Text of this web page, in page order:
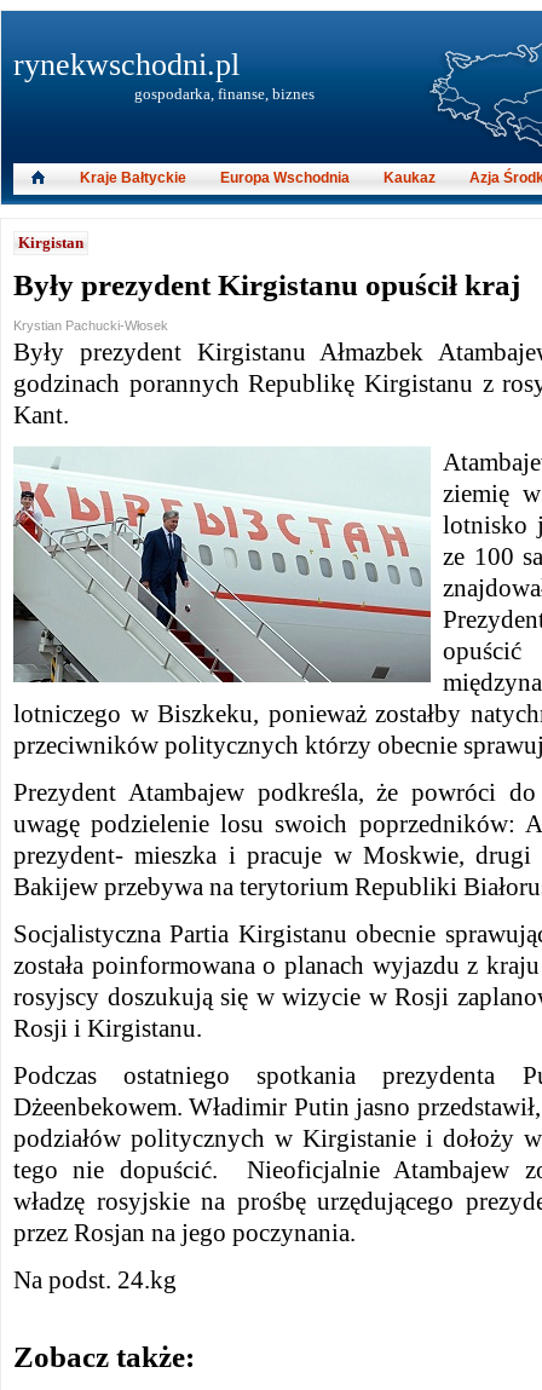
Kirgistan
Były prezydent Kirgistanu opuścił kraj
Krystian Pachucki-Włosek
Były prezydent Kirgistanu Ałmazbek
godzinach porannych Republikę Kirgistanu z
Kant.
ziemię
lotnisko
ze 100
lotniczego w Biszkeku, ponieważ zostałby
przeciwników politycznych którzy obecnie
Prezydent Atambajew podkreśla, że powróci
uwagę podzielenie losu swoich poprzedników:
prezydent- mieszka i pracuje w Moskwie, drugi
Bakijew przebywa na terytorium Republiki
Socjalistyczna Partia Kirgistanu obecnie
została poinformowana o planach wyjazdu z
rosyjscy doszukują się w wizycie w Rosji
Rosji i Kirgistanu.
Podczas ostatniego spotkania prezydenta
Dżeenbekowem. Władimir Putin jasno
podziałów politycznych w Kirgistanie i dołoży
tego nie dopuścić. Nieoficjalnie Atambajew
władzę rosyjskie na prośbę urzędującego
przez Rosjan na jego poczynania.
Na podst. 24.kg
Zobacz także:
rynekwschodni.pl
gospodarka, finanse, biznes
Kraje Bałtyckie Europa Wschodnia Kaukaz Azja